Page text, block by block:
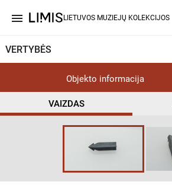
menu LIETUVOS MUZIEJŲ KOLEKCIJOS
VERTYBĖS
Objekto informacija
VAIZDAS
help_outline